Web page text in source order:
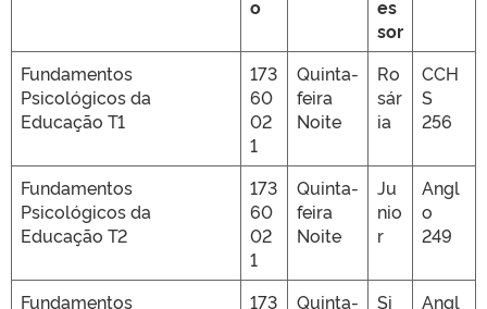
o
es
sor
Fundamentos
Psicológicos da
Educação T1
173
60
02
1
Quinta-
feira
Noite
Ro
sár
ia
CCH
S
256
Fundamentos
Psicológicos da
Educação T2
173
60
02
1
Quinta-
feira
Noite
Ju
nio
r
Angl
o
249
Fundamentos
173
Quinta-
Si
Angl